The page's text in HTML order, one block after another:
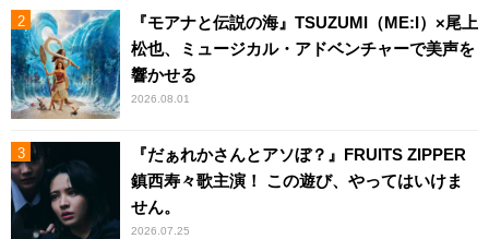
『モアナと伝説の海』TSUZUMI（ME:I）×尾上
松也、ミュージカル・アドベンチャーで美声を
響かせる
2026.08.01
『だぁれかさんとアソぼ？』FRUITS ZIPPER
鎮西寿々歌主演！ この遊び、やってはいけま
せん。
2026.07.25